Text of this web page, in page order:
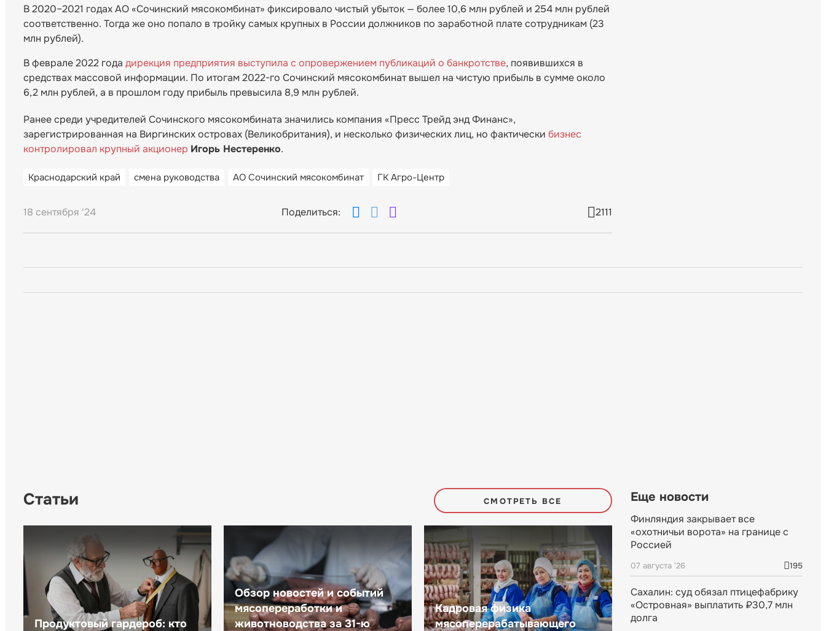
В 2020–2021 годах АО «Сочинский мясокомбинат» фиксировало чистый убыток — более 10,6 млн рублей и 254 млн рублей
соответственно. Тогда же оно попало в тройку самых крупных в России должников по заработной плате сотрудникам (23
млн рублей).
В феврале 2022 года дирекция предприятия выступила с опровержением публикаций о банкротстве, появившихся в
средствах массовой информации. По итогам 2022-го Сочинский мясокомбинат вышел на чистую прибыль в сумме около
6,2 млн рублей, а в прошлом году прибыль превысила 8,9 млн рублей.
Ранее среди учредителей Сочинского мясокомбината значились компания «Пресс Трейд энд Финанс»,
зарегистрированная на Виргинских островах (Великобритания), и несколько физических лиц, но фактически бизнес
контролировал крупный акционер Игорь Нестеренко.
Краснодарский край смена руководства АО Сочинский мясокомбинат ГК Агро-Центр
18 сентября '24 Поделиться: 2111
Статьи СМОТРЕТЬ ВСЕ
Продуктовый гардероб: кто
Обзор новостей и событий
мясопереработки и
животноводства за 31-ю
Кадровая физика
мясоперерабатывающего
Еще новости
Финляндия закрывает все
«охотничьи ворота» на границе с
Россией
07 августа '26 195
Сахалин: суд обязал птицефабрику
«Островная» выплатить ₽30,7 млн
долга